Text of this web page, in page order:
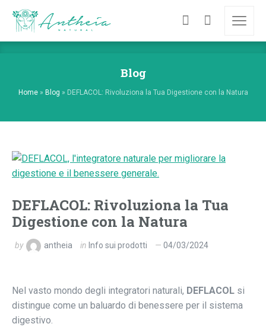
Blog
Home» Blog » DEFLACOL: Rivoluziona la Tua Digestione con la Natura
DEFLACOL: Rivoluziona la Tua
Digestione con la Natura
by antheia in Info sui prodotti 04/03/2024
Nel vasto mondo degli integratori naturali, DEFLACOL si
distingue come un baluardo di benessere per il sistema
digestivo.